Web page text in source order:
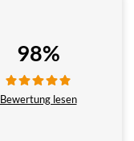
98%
Bewertung lesen